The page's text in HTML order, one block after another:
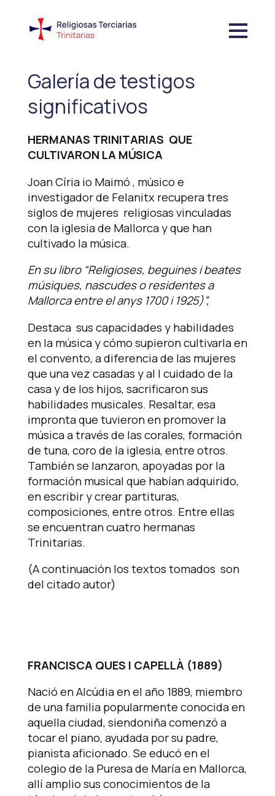
Galería de testigos
significativos
HERMANAS TRINITARIAS QUE
CULTIVARON LA MÚSICA
Joan Círia io Maimó , músico e
investigador de Felanitx recupera tres
siglos de mujeres religiosas vinculadas
con la iglesia de Mallorca y que han
cultivado la música.
En su libro “Religioses, beguines i beates
músiques, nascudes o residentes a
Mallorca entre el anys 1700 i 1925)”,
Destaca sus capacidades y habilidades
en la música y cómo supieron cultivarla en
el convento, a diferencia de las mujeres
que una vez casadas y al l cuidado de la
casa y de los hijos, sacrificaron sus
habilidades musicales. Resaltar, esa
impronta que tuvieron en promover la
música a través de las corales, formación
de tuna, coro de la iglesia, entre otros.
También se lanzaron, apoyadas por la
formación musical que habían adquirido,
en escribir y crear partituras,
composiciones, entre otros. Entre ellas
se encuentran cuatro hermanas
Trinitarias.
(A continuación los textos tomados son
del citado autor)
FRANCISCA QUES I CAPELLÀ (1889)
Nació en Alcúdia en el año 1889, miembro
de una familia popularmente conocida en
aquella ciudad, siendoniña comenzó a
tocar el piano, ayudada por su padre,
pianista aficionado. Se educó en el
colegio de la Puresa de María en Mallorca,
allí amplio sus conocimientos de la